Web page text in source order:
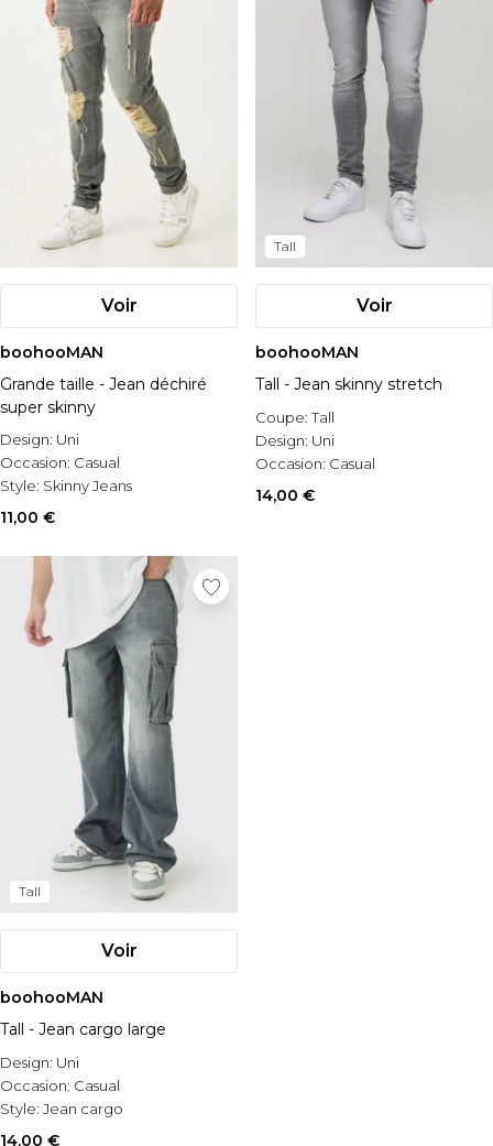
Voir
boohooMAN
Grande taille - Jean déchiré
super skinny
Design: Uni
Occasion: Casual
Style: Skinny Jeans
11,00 €
Tall
Voir
boohooMAN
Tall - Jean skinny stretch
Coupe:Tall
Design: Uni
Occasion: Casual
14,00 €
Tall
Voir
boohooMAN
Tall - Jean cargo large
Design: Uni
Occasion: Casual
Style: Jean cargo
14,00 €